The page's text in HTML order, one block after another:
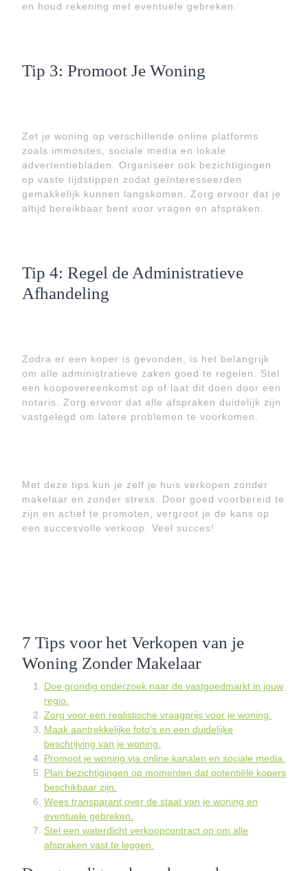
en houd rekening met eventuele gebreken.
Tip 3: Promoot Je Woning
Zet je woning op verschillende online platforms
zoals immosites, sociale media en lokale
advertentiebladen. Organiseer ook bezichtigingen
op vaste tijdstippen zodat geïnteresseerden
gemakkelijk kunnen langskomen. Zorg ervoor dat je
altijd bereikbaar bent voor vragen en afspraken.
Tip 4: Regel de Administratieve
Afhandeling
Zodra er een koper is gevonden, is het belangrijk
om alle administratieve zaken goed te regelen. Stel
een koopovereenkomst op of laat dit doen door een
notaris. Zorg ervoor dat alle afspraken duidelijk zijn
vastgelegd om latere problemen te voorkomen.
Met deze tips kun je zelf je huis verkopen zonder
makelaar en zonder stress. Door goed voorbereid te
zijn en actief te promoten, vergroot je de kans op
een succesvolle verkoop. Veel succes!
7 Tips voor het Verkopen van je
Woning Zonder Makelaar
Doe grondig onderzoek naar de vastgoedmarkt in jouw
regio.
Zorg voor een realistische vraagprijs voor je woning.
Maak aantrekkelijke foto’s en een duidelijke
beschrijving van je woning.
Promoot je woning via online kanalen en sociale media.
Plan bezichtigingen op momenten dat potentiële kopers
beschikbaar zijn.
Wees transparant over de staat van je woning en
eventuele gebreken.
Stel een waterdicht verkoopcontract op om alle
afspraken vast te leggen.